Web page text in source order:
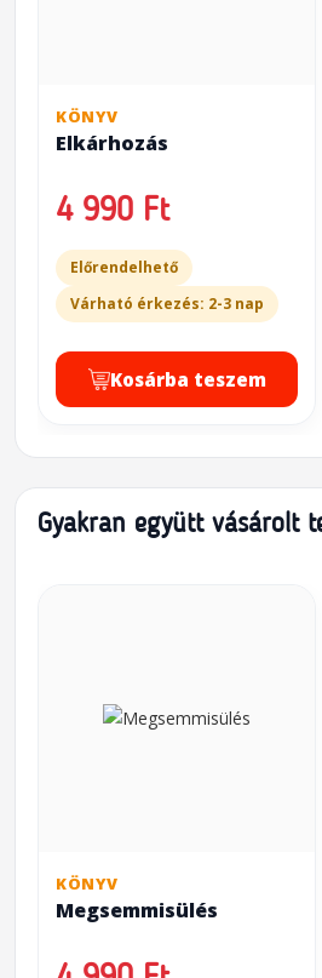
KÖNYV
Elkárhozás
4 990 Ft
Előrendelhető
Várható érkezés: 2-3 nap
Kosárba teszem
Gyakran együtt vásárolt
KÖNYV
Megsemmisülés